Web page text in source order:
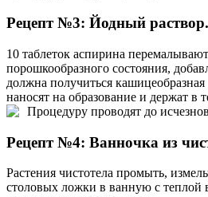
Рецепт №3: Йодный раствор.
10 таблеток аспирина
порошкообразного состояния,
должна получиться
наносят на образование и держат в
Процедуру проводят до
Рецепт №4: Ванночка из
Растения чистотела промыть,
столовых ложки в ванную с теплой